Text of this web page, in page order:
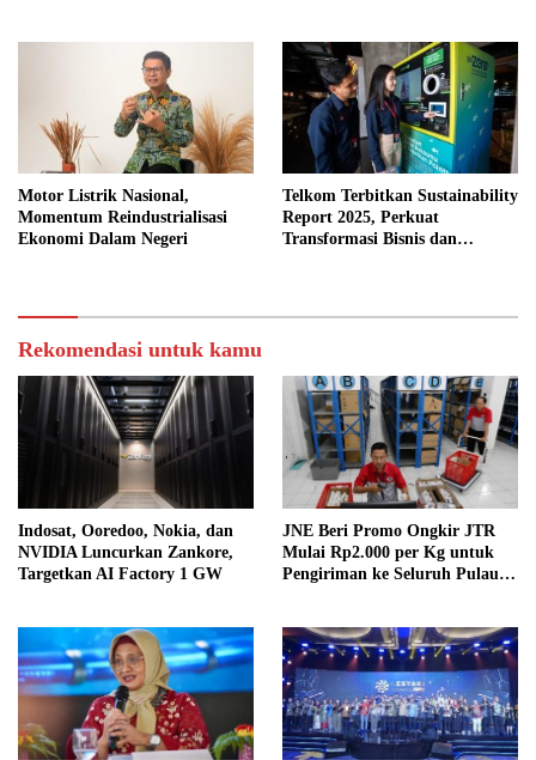
Motor Listrik Nasional,
Momentum Reindustrialisasi
Ekonomi Dalam Negeri
Telkom Terbitkan Sustainability
Report 2025, Perkuat
Transformasi Bisnis dan
Rekomendasi untuk kamu
Indosat, Ooredoo, Nokia, dan
NVIDIA Luncurkan Zankore,
Targetkan AI Factory 1 GW
JNE Beri Promo Ongkir JTR
Mulai Rp2.000 per Kg untuk
Pengiriman ke Seluruh Pulau